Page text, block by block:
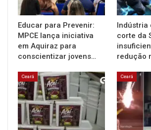
Educar para Prevenir:
MPCE lança iniciativa
em Aquiraz para
conscientizar jovens…
Indústria
corte da
redução
Ceará Ceará